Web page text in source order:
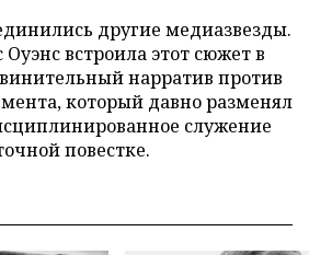
другие медиазвезды.
встроила этот сюжет в
нарратив против
который давно разменял
служение
повестке.